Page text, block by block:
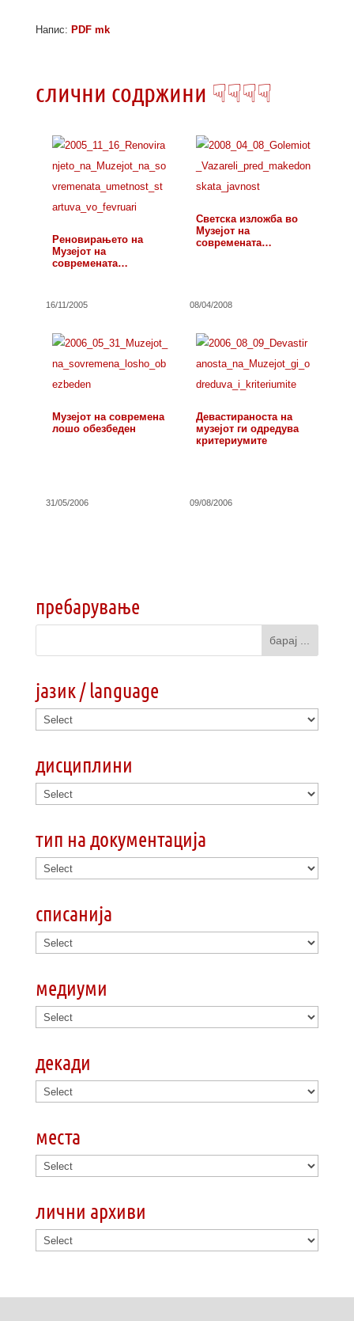
Напис: PDF mk
слични содржини ☟☟☟☟
Реновирањето на
Музејот на
современата
16/11/2005
Светска изложба во
Музејот на
современата
08/04/2008
Музејот на современа
лошо обезбеден
31/05/2006
Девастираноста на
музејот ги одредува
критериумите
09/08/2006
пребарување
јазик / language
дисциплини
тип на документација
списанија
медиуми
декади
места
лични архиви